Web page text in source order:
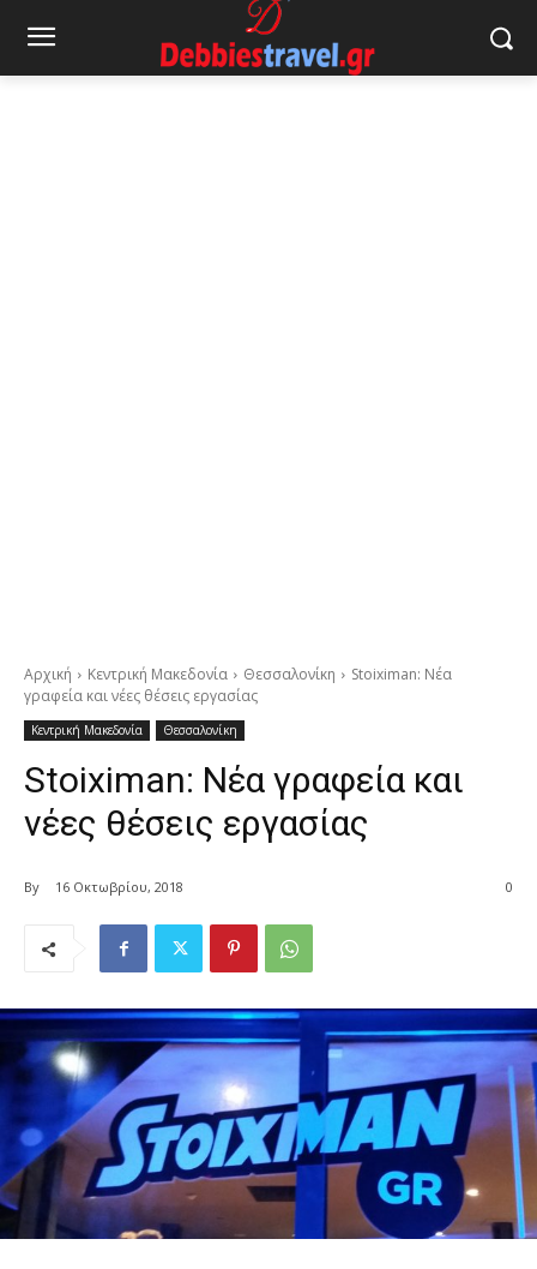
Αρχική Κεντρική Μακεδονία Θεσσαλονίκη
Stoiximan: Νέα
γραφεία και νέες θέσεις εργασίας
Κεντρική Μακεδονία Θεσσαλονίκη
Stoiximan: Νέα γραφεία και
νέες θέσεις εργασίας
By 16 Οκτωβρίου, 2018 0